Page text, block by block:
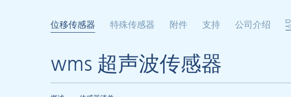
位移传感器 特殊传感器 附件 支持 公司介绍
wms 超声波传感器